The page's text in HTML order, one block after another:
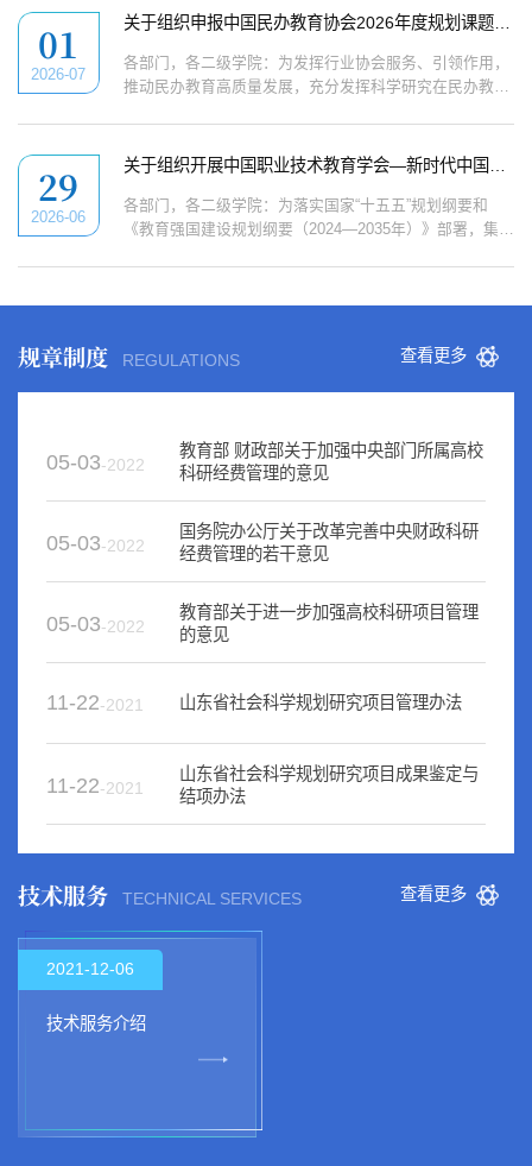
科学规划年度项目。为进一步增强评审工作的透明度，接
月5日。公示期内，如有异议，请以书面形式向科技处反
映，并提供必要的证据材料，以便核实查证。提出异议者
01
2026-07
各部门，各二级学院：为发挥行业协会服务、引领作用，
推动民办教育高质量发展，充分发挥科学研究在民办教育
工作领导小组研究，现将2026年度规划课题申报有关事项
重点课题和青年课题。重点课题需严格按照《中国民办教
育协会2026年度规划课题重点课题选题指南》（详见附...
29
2026-06
各部门，各二级学院：为落实国家“十五五”规划纲要和
《教育强国建设规划纲要（2024—2035年）》部署，集聚
启动中国职业技术教育学会—新时代中国职业教育研究院
2026年度科研课题申报工作。本年度课题申报坚持...
规章制度 REGULATIONS 查看更多
05-03-2022
教育部 财政部关于加强中央部门所属高校
科研经费管理的意见
05-03-2022
国务院办公厅关于改革完善中央财政科研
经费管理的若干意见
05-03-2022
教育部关于进一步加强高校科研项目管理
的意见
11-22-2021 山东省社会科学规划研究项目管理办法
11-22-2021
山东省社会科学规划研究项目成果鉴定与
结项办法
技术服务 TECHNICAL SERVICES 查看更多
2021-12-06
技术服务介绍